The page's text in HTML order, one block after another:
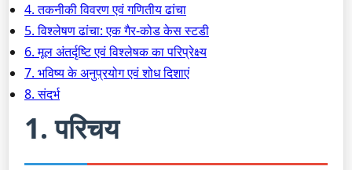
4. तकनीकी विवरण एवं गणितीय ढांचा
5. विश्लेषण ढांचा: एक गैर-कोड केस स्टडी
6. मूल अंतर्दृष्टि एवं विश्लेषक का परिप्रेक्ष्य
7. भविष्य के अनुप्रयोग एवं शोध दिशाएं
8. संदर्भ
1. परिचय